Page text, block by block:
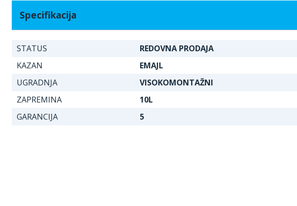
Specifikacija
STATUS
REDOVNA PRODAJA
KAZAN
EMAJL
UGRADNJA
VISOKOMONTAŽNI
ZAPREMINA
10L
GARANCIJA
5